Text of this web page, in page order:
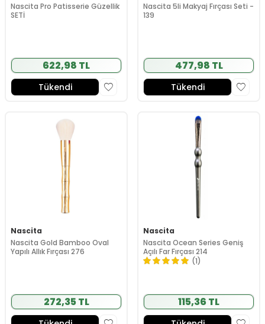
Nascita Pro Patisserie Güzellik
SETİ
622,98 TL
Tükendi
Nascita 5li Makyaj Fırçası Seti -
139
477,98 TL
Tükendi
Nascita
Nascita Gold Bamboo Oval
Yapılı Allık Fırçası 276
272,35 TL
Nascita
Nascita Ocean Series Geniş
Açılı Far Fırçası 214
(1)
115,36 TL